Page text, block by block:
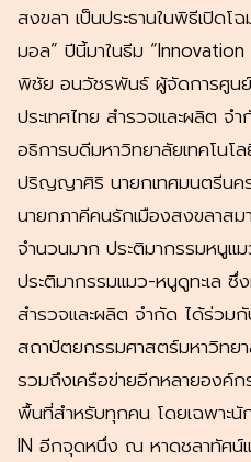
สงขลา เป็นประธานในพิธีเปิด
มอล” ปีนี้มาในธีม
พิชัย อนวัชรพันธ์ ผู้จัดการศูน
ประเทศไทย สำรวจและผลิต จ
อธิการบดีมหาวิทยาลัยเทคโน
ปริญญาศิริ นายกเทศมนตรีนค
นายกภาคีคนรักเมืองสงขลาสม
จำนวนมาก ประติมากรรมหนูแ
ประติมากรรมแมว-หนูดูทะเล ซึ่
สำรวจและผลิต จำกัด ได้ร่วม
สถาปัตยกรรมศาสตร์มหาวิทย
รวมถึงเครือข่ายอีกหลายองค์
พื้นที่สำหรับทุกคน โดยเฉพาะนั
IN อีกจุดหนึ่ง ณ หาดชลาทัศน์